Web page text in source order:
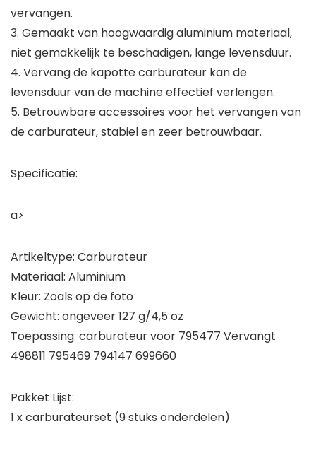
vervangen.
3. Gemaakt van hoogwaardig aluminium materiaal,
niet gemakkelijk te beschadigen, lange levensduur.
4. Vervang de kapotte carburateur kan de
levensduur van de machine effectief verlengen.
5. Betrouwbare accessoires voor het vervangen van
de carburateur, stabiel en zeer betrouwbaar.
Specificatie:
a>
Artikeltype: Carburateur
Materiaal: Aluminium
Kleur: Zoals op de foto
Gewicht: ongeveer 127 g/4,5 oz
Toepassing: carburateur voor 795477 Vervangt
498811 795469 794147 699660
Pakket Lijst:
1 x carburateurset (9 stuks onderdelen)